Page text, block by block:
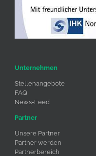
Unternehmen
Stellenangebote
FAQ
News-Feed
Partner
Unsere Partner
Partner werden
Partnerbereich